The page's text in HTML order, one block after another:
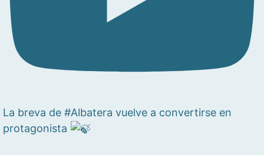
La breva de #Albatera vuelve a convertirse en
protagonista